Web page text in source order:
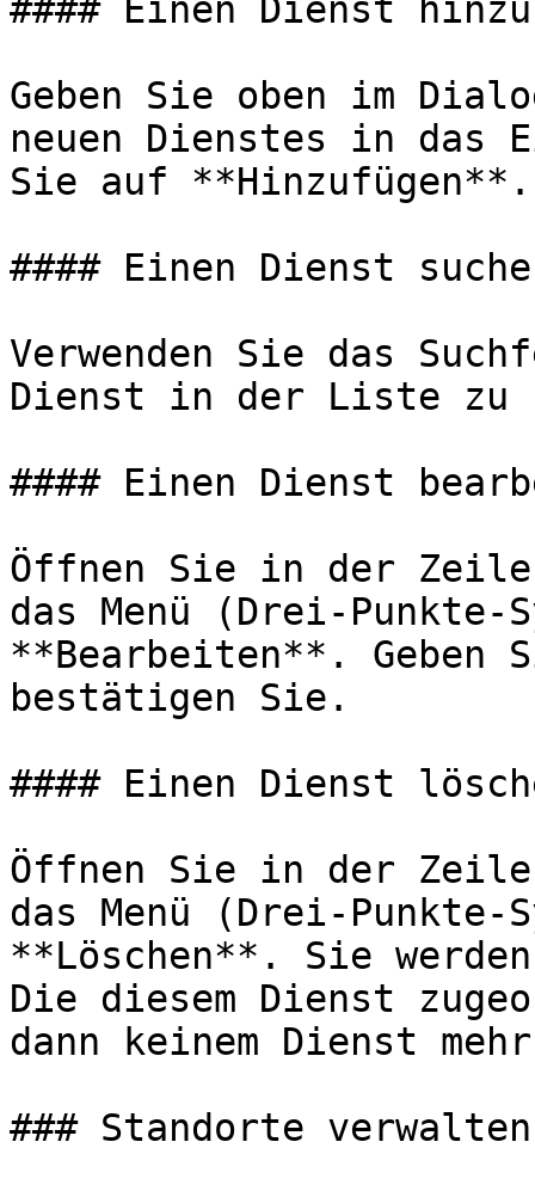
#### Einen Dienst
Geben Sie oben im
neuen Dienstes in das
Sie auf **Hinzufügen**.
#### Einen Dienst
Verwenden Sie das
Dienst in der Liste zu
#### Einen Dienst
Öffnen Sie in der
das Menü (Drei-
**Bearbeiten**. Geben
bestätigen Sie.
#### Einen Dienst
Öffnen Sie in der
das Menü (Drei-
**Löschen**. Sie
Die diesem Dienst
dann keinem Dienst
### Standorte verwalten